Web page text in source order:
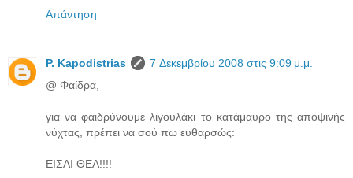
Απάντηση
P. Kapodistrias
7 Δεκεμβρίου 2008 στις 9:09 μ.μ.
@ Φαίδρα,
για να φαιδρύνουμε λιγουλάκι το κατάμαυρο της αποψινής
νύχτας, πρέπει να σού πω ευθαρσώς:
ΕΙΣΑΙ ΘΕΑ!!!!